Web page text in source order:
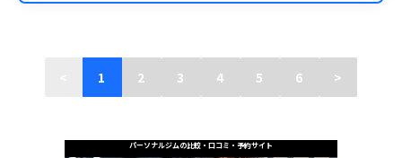
1 2 3 4 5 6 >
パーソナルジムの比較・口コミ・予約サイト